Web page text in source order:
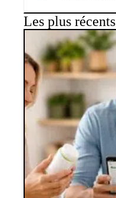
Les plus récents